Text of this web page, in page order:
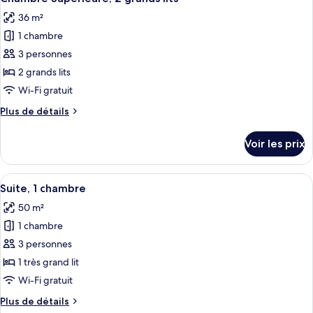
grand
lit
Chambre
Supérieure,
très
grand
lit
toutes
les
photos
pour
ce
type
chambre :
2
grands
lits
36 m²
1 chambre
3 personnes
2 grands lits
Wi-Fi gratuit
Plus de détails
Plus
le
type
de
Chambre
Supérieure,
grands
lits
Voir les prix
Afficher
toutes
les
photos
pour
ce
type
chambre :
Une chambre d’hôtel au design
7
Suite, 1 chambre
50 m²
1 chambre
3 personnes
1 très grand lit
Wi-Fi gratuit
Plus de détails
Plus